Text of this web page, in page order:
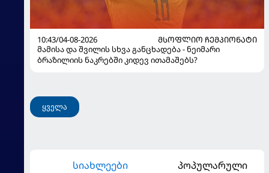
10:43/04-08-2026
ᲛᲡᲝᲤᲚᲘᲝ ᲩᲔᲛᲞᲘᲝᲜᲐᲢᲘ
მამისა და შვილის სხვა განცხადება - ნეიმარი
ბრაზილიის ნაკრებში კიდევ ითამაშებს?
ყველა
სიახლეები პოპულარული